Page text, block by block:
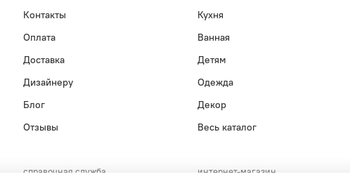
Контакты
Оплата
Доставка
Дизайнеру
Блог
Отзывы
Кухня
Ванная
Детям
Одежда
Декор
Весь каталог
справочная служба интернет-магазин